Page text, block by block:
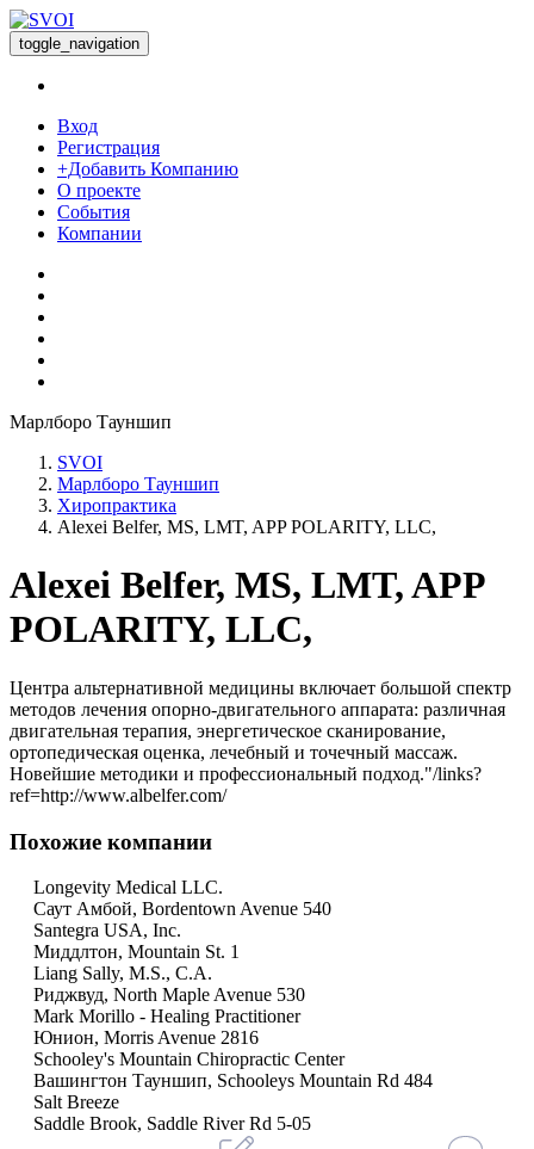
toggle_navigation
Вход
Регистрация
+Добавить Компанию
О проекте
События
Компании
Марлборо Тауншип
SVOI
Марлборо Тауншип
Хиропрактика
Alexei Belfer, MS, LMT, APP POLARITY, LLC,
Alexei Belfer, MS, LMT, APP
POLARITY, LLC,
Центра альтернативной медицины включает большой спектр
методов лечения опорно-двигательного аппарата: различная
двигательная терапия, энергетическое сканирование,
ортопедическая оценка, лечебный и точечный массаж.
Новейшие методики и профессиональный подход."/links?
ref=http://www.albelfer.com/
Похожие компании
Longevity Medical LLC.
Саут Амбой, Bordentown Avenue 540
Santegra USA, Inc.
Миддлтон, Mountain St. 1
Liang Sally, M.S., C.A.
Риджвуд, North Maple Avenue 530
Mark Morillo - Healing Practitioner
Юнион, Morris Avenue 2816
Schooley's Mountain Chiropractic Center
Вашингтон Тауншип, Schooleys Mountain Rd 484
Salt Breeze
Saddle Brook, Saddle River Rd 5-05